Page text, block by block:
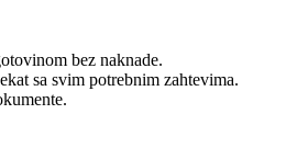
bez naknade.
sa svim potrebnim zahtevima.